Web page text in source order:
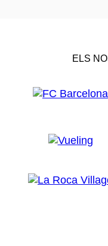
ELS